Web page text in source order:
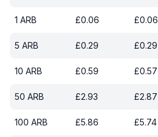
1 ARB £0.06 £0.06
5 ARB £0.29 £0.29
10 ARB £0.59 £0.57
50 ARB £2.93 £2.87
100 ARB £5.86 £5.74